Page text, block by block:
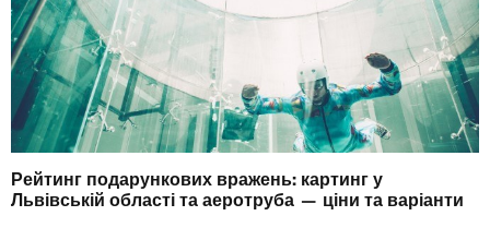
Рейтинг подарункових вражень: картинг у
Львівській області та аеротруба — ціни та варіанти